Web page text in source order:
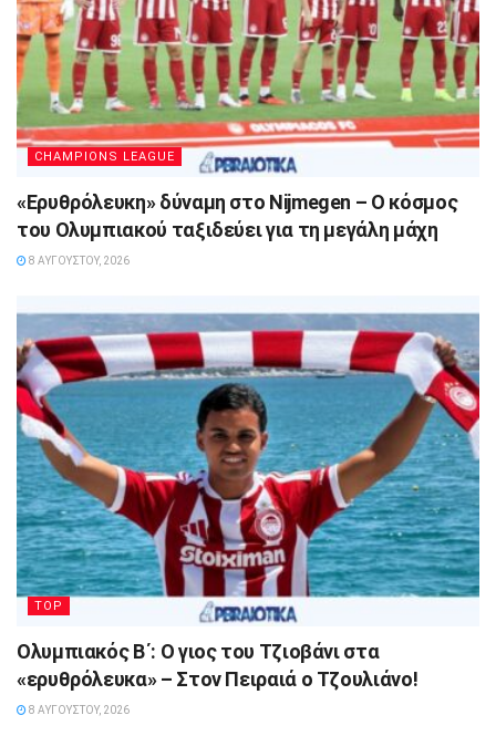
CHAMPIONS LEAGUE
«Ερυθρόλευκη» δύναμη στο Nijmegen – Ο κόσμος
του Ολυμπιακού ταξιδεύει για τη μεγάλη μάχη
8 ΑΥΓΟΎΣΤΟΥ, 2026
TOP
Ολυμπιακός Β΄: Ο γιος του Τζιοβάνι στα
«ερυθρόλευκα» – Στον Πειραιά ο Τζουλιάνο!
8 ΑΥΓΟΎΣΤΟΥ, 2026